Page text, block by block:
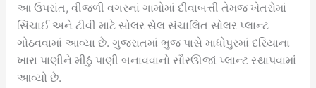
આ ઉપરાંત, વીજળી વગરનાં ગામોમાં દીવાબત્તી તેમજ ખેતરોમાં
સિંચાઈ અને ટીવી માટે સોલર સેલ સંચાલિત સોલર પ્લાન્ટ
ગોઠવવામાં આવ્યા છે. ગુજરાતમાં ભુજ પાસે માધોપુરમાં દરિયાના
ખારા પાણીને મીઠું પાણી બનાવવાનો સૌરઊજાં પ્લાન્ટ સ્થાપવામાં
આવ્યો છે.